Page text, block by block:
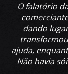
O falatório
dando
ajuda,
Não havia